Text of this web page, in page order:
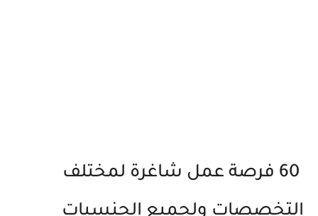
60 فرصة عمل شاغرة لمختلف
التخصصات ولجميع الجنسيات